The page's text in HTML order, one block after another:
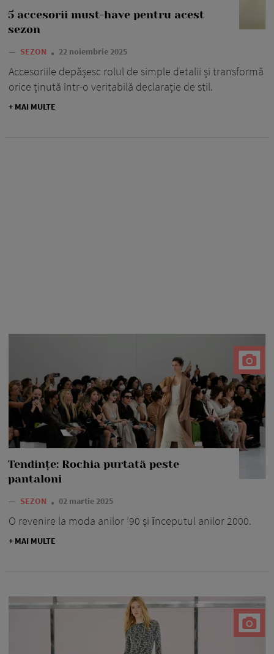
5 accesorii must-have pentru acest
sezon
— SEZON 22 noiembrie 2025
Accesoriile depășesc rolul de simple detalii și transformă
orice ținută într-o veritabilă declarație de stil.
+ MAI MULTE
Tendințe: Rochia purtată peste
pantaloni
— SEZON 02 martie 2025
O revenire la moda anilor ’90 și ȋnceputul anilor 2000.
+ MAI MULTE